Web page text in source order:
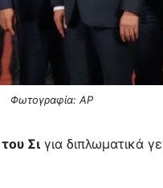
Φωτογραφία: AP
Σι για διπλωματικά